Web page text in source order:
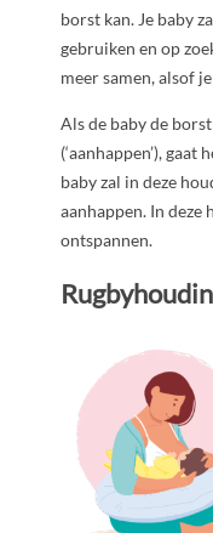
borst kan. Je baby
gebruiken en op
meer samen, alsof
Als de baby de
(‘aanhappen’),
baby zal in deze
aanhappen. In deze
ontspannen.